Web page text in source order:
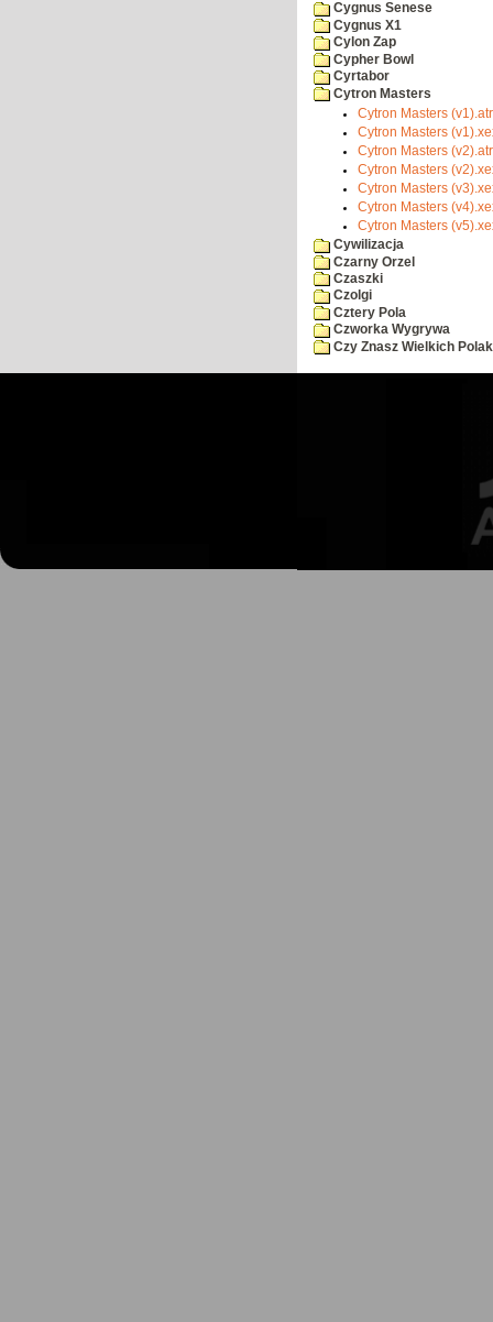
Cygnus Senese
Cygnus X1
Cylon Zap
Cypher Bowl
Cyrtabor
Cytron Masters
Cytron Masters (v1).atr
Cytron Masters
Cytron Masters (v2).atr
Cytron Masters
Cytron Masters
Cytron Masters
Cytron Masters
Cywilizacja
Czarny Orzel
Czaszki
Czolgi
Cztery Pola
Czworka Wygrywa
Czy Znasz Wielkich